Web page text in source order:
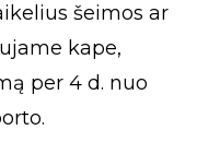
šeimos ar
kape,
per 4 d. nuo